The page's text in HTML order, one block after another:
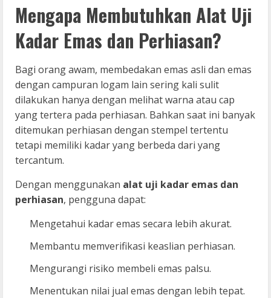
Mengapa Membutuhkan Alat Uji
Kadar Emas dan Perhiasan?
Bagi orang awam, membedakan emas asli dan emas
dengan campuran logam lain sering kali sulit
dilakukan hanya dengan melihat warna atau cap
yang tertera pada perhiasan. Bahkan saat ini banyak
ditemukan perhiasan dengan stempel tertentu
tetapi memiliki kadar yang berbeda dari yang
tercantum.
Dengan menggunakan alat uji kadar emas dan
perhiasan, pengguna dapat:
Mengetahui kadar emas secara lebih akurat.
Membantu memverifikasi keaslian perhiasan.
Mengurangi risiko membeli emas palsu.
Menentukan nilai jual emas dengan lebih tepat.